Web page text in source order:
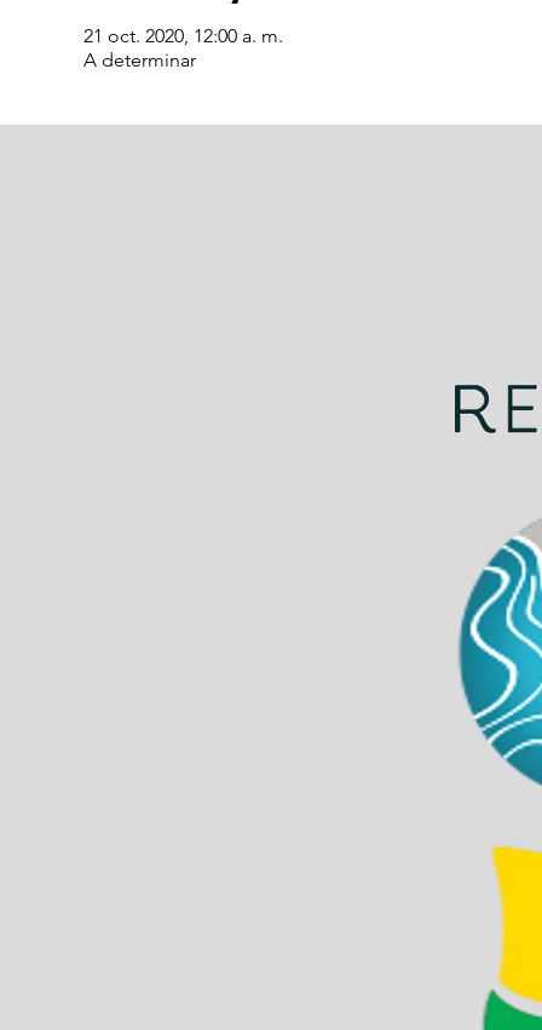
21 oct. 2020, 12:00 a. m.
A determinar